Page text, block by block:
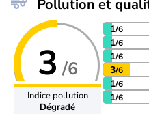
Pollution et
3 /6
Indice pollution
Dégradé
1/6
1/6
1/6
3/6
1/6
1/6